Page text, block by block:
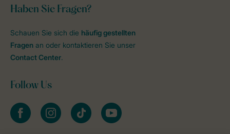
Haben Sie Fragen?
Schauen Sie sich die häufig gestellten
Fragen an oder kontaktieren Sie unser
Contact Center.
Follow Us
facebookinstagramtiktok youtube